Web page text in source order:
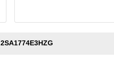
2SA1774E3HZG